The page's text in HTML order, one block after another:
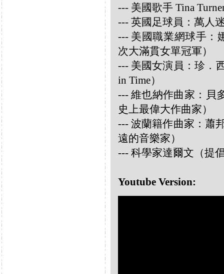
--- 美國歌手 Tina
--- 英國足球員：萬人
--- 美國職業網球手：
次大滿貫女單冠軍）
--- 美國女演員：珍．
in Time）
--- 維也納作曲家：貝
史上最偉大作曲家）
--- 波蘭籍作曲家：蕭
遠的音樂家）
--- 科學家達爾文（提
Youtube Version: